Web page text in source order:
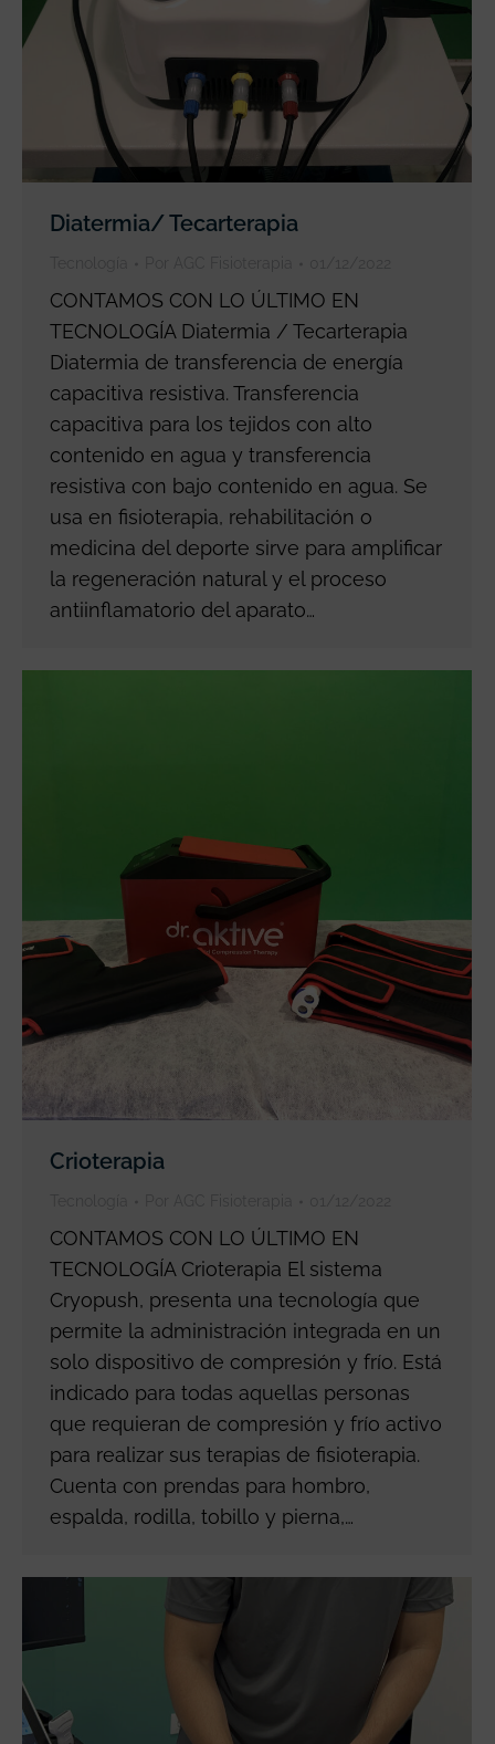
Diatermia/ Tecarterapia
CONTAMOS CON LO ÚLTIMO EN
TECNOLOGÍA Diatermia / Tecarterapia
Diatermia de transferencia de energía
capacitiva resistiva. Transferencia
capacitiva para los tejidos con alto
contenido en agua y transferencia
resistiva con bajo contenido en agua. Se
usa en fisioterapia, rehabilitación o
medicina del deporte sirve para amplificar
la regeneración natural y el proceso
antiinflamatorio del aparato…
Crioterapia
CONTAMOS CON LO ÚLTIMO EN
TECNOLOGÍA Crioterapia El sistema
Cryopush, presenta una tecnología que
permite la administración integrada en un
solo dispositivo de compresión y frío. Está
indicado para todas aquellas personas
que requieran de compresión y frío activo
para realizar sus terapias de fisioterapia.
Cuenta con prendas para hombro,
espalda, rodilla, tobillo y pierna,…